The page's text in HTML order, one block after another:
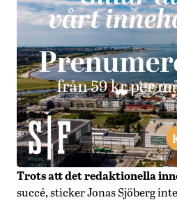
Trots att det redaktionella
succé, sticker Jonas Sjöberg